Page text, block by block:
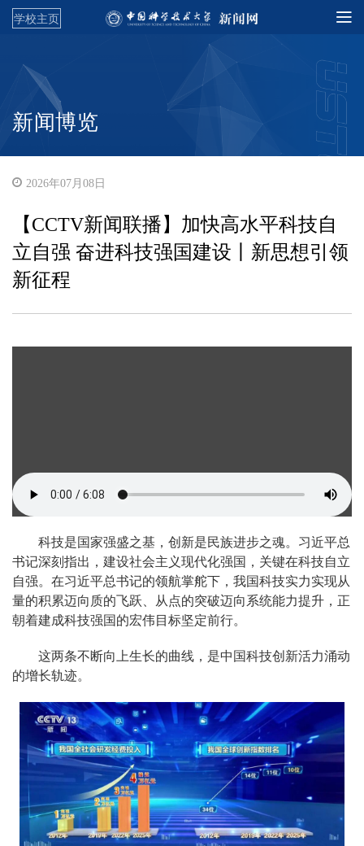
学校主页
新闻博览
2026年07月08日
【CCTV新闻联播】加快高水平科技自
立自强 奋进科技强国建设丨新思想引领
新征程
科技是国家强盛之基，创新是民族进步之魂。习近平总
书记深刻指出，建设社会主义现代化强国，关键在科技自立
自强。在习近平总书记的领航掌舵下，我国科技实力实现从
量的积累迈向质的飞跃、从点的突破迈向系统能力提升，正
朝着建成科技强国的宏伟目标坚定前行。
这两条不断向上生长的曲线，是中国科技创新活力涌动
的增长轨迹。